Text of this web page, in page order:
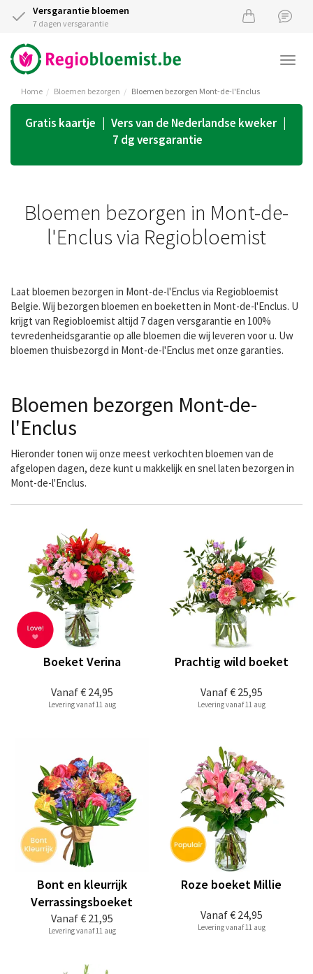
Versgarantie bloemen
7 dagen versgarantie
Home Bloemen bezorgen Bloemen bezorgen Mont-de-l'Enclus
Gratis kaartje | Vers van de Nederlandse kweker |
7 dg versgarantie
Bloemen bezorgen in Mont-de-
l'Enclus via Regiobloemist
Laat bloemen bezorgen in Mont-de-l'Enclus via Regiobloemist
Belgie. Wij bezorgen bloemen en boeketten in Mont-de-l'Enclus. U
krijgt van Regiobloemist altijd 7 dagen versgarantie en 100%
tevredenheidsgarantie op alle bloemen die wij leveren voor u. Uw
bloemen thuisbezorgd in Mont-de-l'Enclus met onze garanties.
Bloemen bezorgen Mont-de-
l'Enclus
Hieronder tonen wij onze meest verkochten bloemen van de
afgelopen dagen, deze kunt u makkelijk en snel laten bezorgen in
Mont-de-l'Enclus.
Vanaf€ 24,95
Boeket Verina
Levering vanaf 11 aug
Vanaf€ 25,95
Prachtig wild boeket
Levering vanaf 11 aug
Vanaf€ 21,95
Bont en kleurrijk
Verrassingsboeket
Levering vanaf 11 aug
Vanaf€ 24,95
Roze boeket Millie
Levering vanaf 11 aug